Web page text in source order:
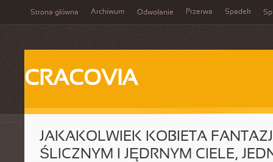
Strona główna Archiwum Odwołanie Przerwa Spadek
CRACOVIA
JAKAKOLWIEK KOBIETA
ŚLICZNYM I JĘDRNYM CIELE,